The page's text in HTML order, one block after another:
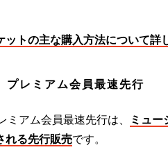
ットの主な購入方法について詳
プレミアム会員最速先行
ミアム会員最速先行は、
ミュー
れる先行販売です。